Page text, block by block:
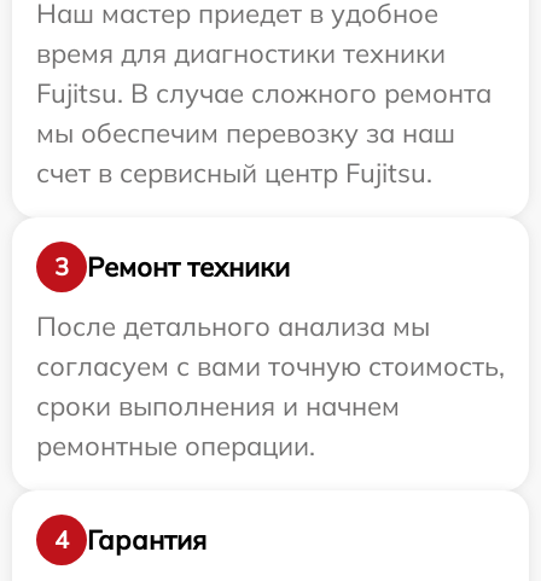
Наш мастер приедет в удобное
время для диагностики техники
Fujitsu. В случае сложного ремонта
мы обеспечим перевозку за наш
счет в сервисный центр Fujitsu.
3
Ремонт техники
После детального анализа мы
согласуем с вами точную стоимость,
сроки выполнения и начнем
ремонтные операции.
4
Гарантия